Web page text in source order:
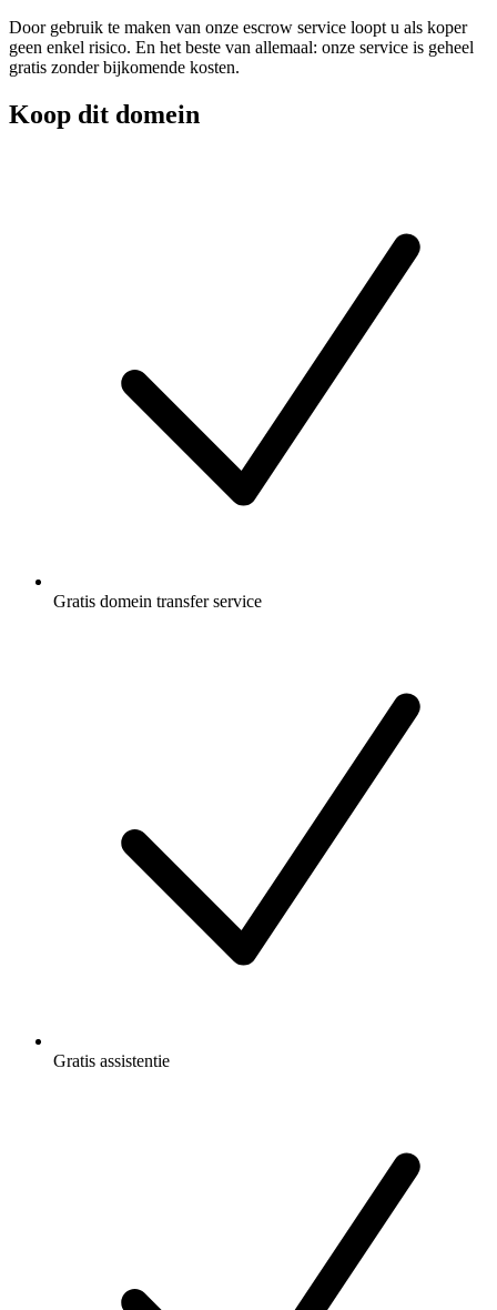
Door gebruik te maken van onze escrow service loopt u als koper
geen enkel risico. En het beste van allemaal: onze service is geheel
gratis zonder bijkomende kosten.
Koop dit domein
Gratis domein transfer service
Gratis assistentie